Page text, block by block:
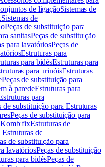
de ligaçãoSistemas de
Sistemas de
Peças de substituição para
sanitasPeças de substituição
para lavatóriosPeças de
Estruturas para
para bidésEstruturas para
para urinóisEstruturas
Peças de substituição para
à paredeEstruturas para
para
de substituição para Estruturas
Peças de substituição para
KombifixEstruturas de
Estruturas de
de substituição para
lavatóriosPeças de substituição
para bidésPeças de